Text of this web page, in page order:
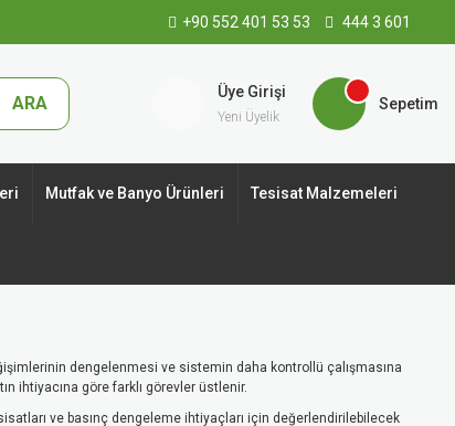
+90 552 401 53 53 444 3 601
ARA
Üye Girişi
Yeni Üyelik
Sepetim
Mutfak ve Banyo Ürünleri Tesisat Malzemeleri
dengelenmesi ve sistemin daha kontrollü çalışmasına
ihtiyacına göre farklı görevler üstlenir.
ve basınç dengeleme ihtiyaçları için değerlendirilebilecek